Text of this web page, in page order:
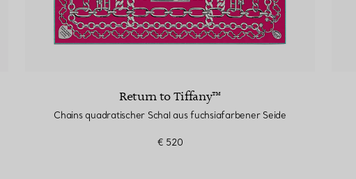
Return to Tiffany™
Chains quadratischer Schal aus fuchsiafarbener Seide
€ 520